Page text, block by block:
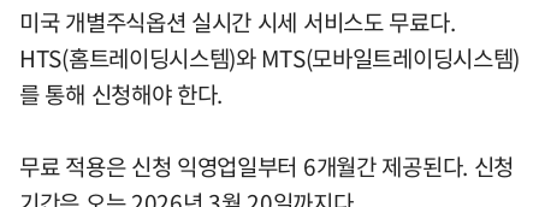
미국 개별주식옵션 실시간 시세 서비스도 무료다.
HTS(홈트레이딩시스템)와 MTS(모바일트레이딩시스템)
를 통해 신청해야 한다.
무료 적용은 신청 익영업일부터 6개월간 제공된다. 신청